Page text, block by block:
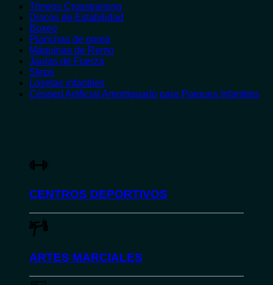
Trineos Crosstraining
Discos de Estabilidad
Boxeo
Planchas de goma
Máquinas de Remo
Jaulas de Fuerza
Steps
Losetas infantiles
Césped Artificial Amortiguado para Parques Infantiles
CENTROS DEPORTIVOS
ARTES MARCIALES